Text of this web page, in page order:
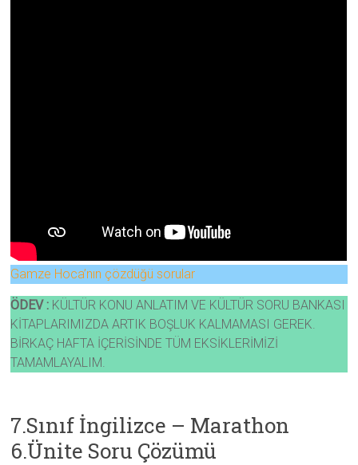
Gamze Hoca’nın çözdüğü sorular
ÖDEV : KÜLTÜR KONU ANLATIM VE KÜLTÜR SORU BANKASI
KİTAPLARIMIZDA ARTIK BOŞLUK KALMAMASI GEREK.
BİRKAÇ HAFTA İÇERİSİNDE TÜM EKSİKLERİMİZİ
TAMAMLAYALIM.
7.Sınıf İngilizce – Marathon
6.Ünite Soru Çözümü